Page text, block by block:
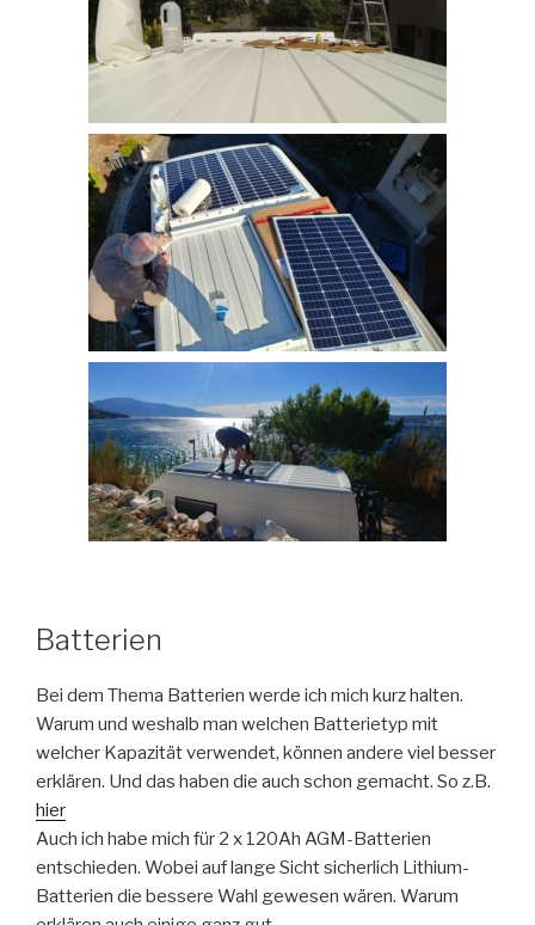
Batterien
Bei dem Thema Batterien werde ich mich kurz halten.
Warum und weshalb man welchen Batterietyp mit
welcher Kapazität verwendet, können andere viel besser
erklären. Und das haben die auch schon gemacht. So z.B.
hier
Auch ich habe mich für 2 x 120Ah AGM-Batterien
entschieden. Wobei auf lange Sicht sicherlich Lithium-
Batterien die bessere Wahl gewesen wären. Warum